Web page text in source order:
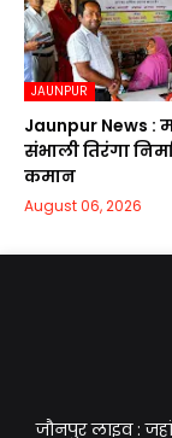
JAUNPUR
Jaunpur News :
संभाली तिरंगा
कमान
August 06, 2026
जौनपुर लाइव :